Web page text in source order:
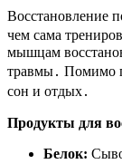
Восстановление
чем сама
мышцам
травмы․ Помимо
сон и отдых․
Продукты для
Белок: